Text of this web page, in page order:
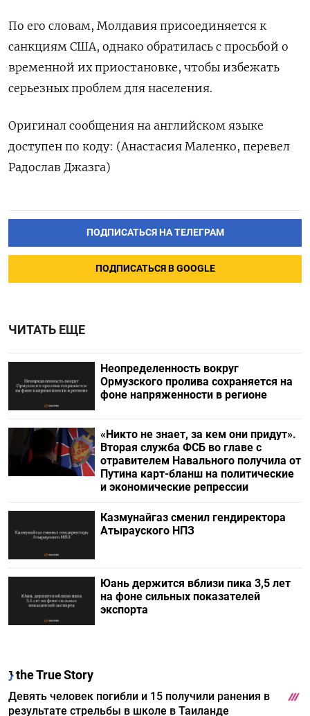
По его словам, Молдавия присоединяется к
санкциям США, однако обратилась с просьбой о
временной их приостановке, чтобы избежать
серьезных проблем для населения.
Оригинал сообщения на английском языке
доступен по коду: (Анастасия Маленко, перевел
Радослав Джазга)
ПОДПИСАТЬСЯ НА ТЕЛЕГРАМ
ПОДПИСАТЬСЯ В GOOGLE
ЧИТАТЬ ЕЩЕ
Неопределенность вокруг
Ормузского пролива сохраняется на
фоне напряженности в регионе
«Никто не знает, за кем они придут».
Вторая служба ФСБ во главе с
отравителем Навального получила от
Путина карт-бланш на политические
и экономические репрессии
Казмунайгаз сменил гендиректора
Атырауского НПЗ
Юань держится вблизи пика 3,5 лет
на фоне сильных показателей
экспорта